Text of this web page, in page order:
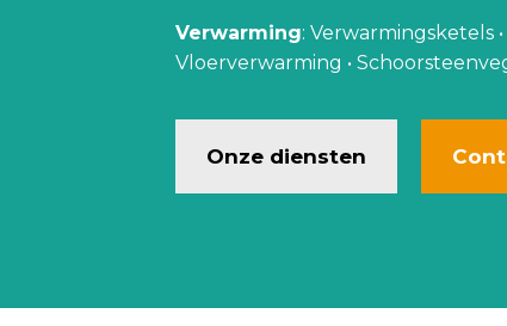
Verwarming: Verwarmingsketels
Vloerverwarming •
Onze diensten